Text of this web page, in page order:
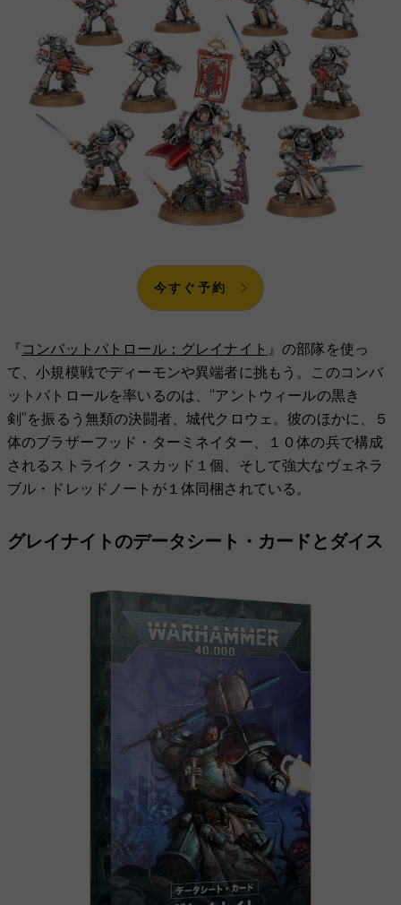
今すぐ予約
『 コンバットパトロール：グレイナイト 』の部隊を使っ
て、小規模戦でディーモンや異端者に挑もう。このコンバ
ットパトロールを率いるのは、“アントウィールの黒き
剣”を振るう無類の決闘者、城代クロウェ。彼のほかに、５
体のブラザーフッド・ターミネイター、１０体の兵で構成
されるストライク・スカッド１個、そして強大なヴェネラ
ブル・ドレッドノートが１体同梱されている。
グレイナイトのデータシート・カードとダイス